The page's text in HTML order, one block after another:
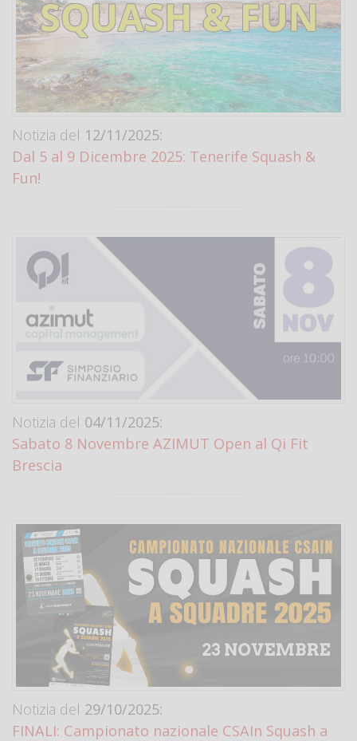
Notizia del 12/11/2025:
Dal 5 al 9 Dicembre 2025: Tenerife Squash &
Fun!
Notizia del 04/11/2025:
Sabato 8 Novembre AZIMUT Open al Qi Fit
Brescia
Notizia del 29/10/2025:
FINALI: Campionato nazionale CSAIn Squash a